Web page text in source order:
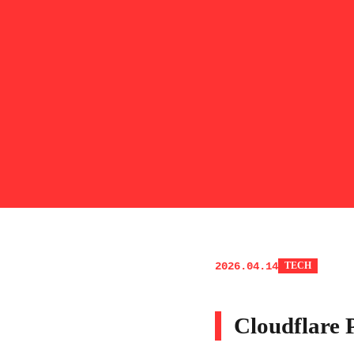
2026.04.14 TECH
Cloudflare